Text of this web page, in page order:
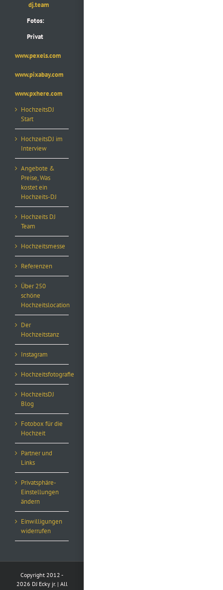
dj.team
Fotos:
Privat
www.pexels.com
www.pixabay.com
www.pxhere.com
HochzeitsDJ
Start
HochzeitsDJ im
Interview
Angebote &
Preise, Was
kostet ein
Hochzeits-DJ
Hochzeits DJ
Team
Hochzeitsmesse
Referenzen
Über 250
schöne
Hochzeitslocation
Der
Hochzeitstanz
Instagram
Hochzeitsfotografie
HochzeitsDJ
Blog
Fotobox für die
Hochzeit
Partner und
Links
Privatsphäre-
Einstellungen
ändern
Einwilligungen
widerrufen
Copyright 2012 -
2026 DJ Ecky jr. | All